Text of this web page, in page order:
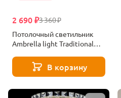
3 360 ₽
2 690 ₽
Потолочный светильник
Ambrella light Traditional
В корзину